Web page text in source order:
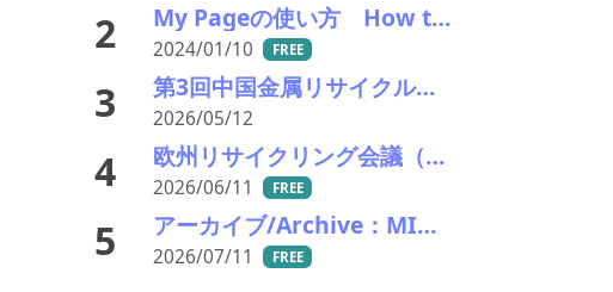
2 My Pageの使い方 How to use My Page on MIRU
2024/01/10 FREE
3 第3回中国金属リサイクル春季会議2026 - 詳報①：ベトナムの金属リサイクル産業の現状と規制動向
2026/05/12
4 欧州リサイクリング会議（ERC) マドリッド開催：循環経済、「実需」と規制調和を問う
2026/06/11 FREE
5 アーカイブ/Archive：MINEX Asia 2026（アンカラ）
2026/07/11 FREE